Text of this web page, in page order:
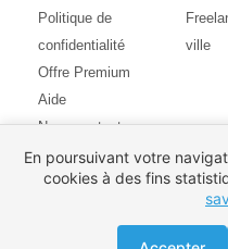
Politique de
confidentialité
Offre Premium
Aide
Nous contacter
Avis des
utilisateurs
ville
En poursuivant votre
cookies à des fins